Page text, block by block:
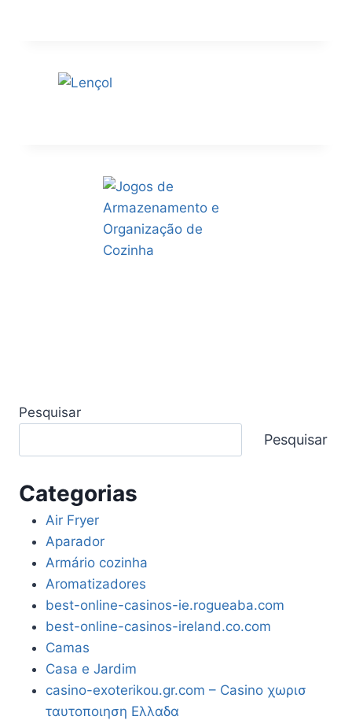
Pesquisar
Pesquisar
Categorias
Air Fryer
Aparador
Armário cozinha
Aromatizadores
best-online-casinos-ie.rogueaba.com
best-online-casinos-ireland.co.com
Camas
Casa e Jardim
casino-exoterikou.gr.com – Casino χωρισ
ταυτοποιηση Ελλαδα